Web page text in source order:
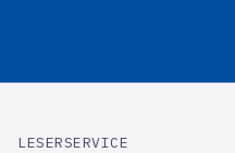
LESERSERVICE